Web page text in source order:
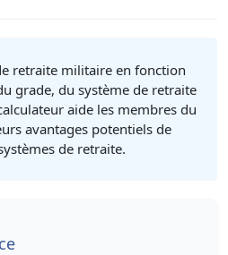
retraite militaire en fonction
grade, du système de retraite
aide les membres du
avantages potentiels de
de retraite.